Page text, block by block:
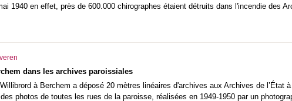
1940 en effet, près de 600.000 chirographes étaient détruits dans l'incendie des
dans les archives paroissiales
Willibrord à Berchem a déposé 20 mètres linéaires d'archives aux Archives de l’État
photos de toutes les rues de la paroisse, réalisées en 1949-1950 par un